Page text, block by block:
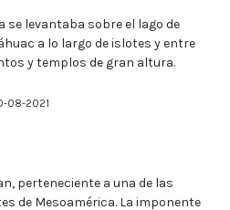
se levantaba sobre el lago de
a lo largo de islotes y entre
y templos de gran altura.
08-2021
perteneciente a una de las
de Mesoamérica. La imponente